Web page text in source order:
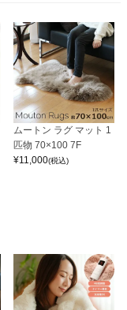
ムートン ラグ マット 1
匹物 70×100 7F
¥11,000(税込)